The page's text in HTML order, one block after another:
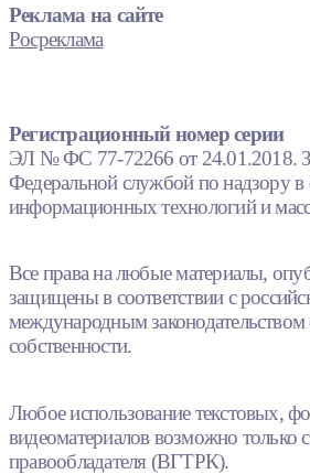
Реклама на сайте
Росреклама
Регистрационный номер серии
ЭЛ № ФС 77-72266 от 24.01.2018.
Федеральной службой по надзору в
информационных технологий и
Все права на любые материалы,
защищены в соответствии с
международным законодательством
собственности.
Любое использование текстовых,
видеоматериалов возможно только с
правообладателя (ВГТРК).